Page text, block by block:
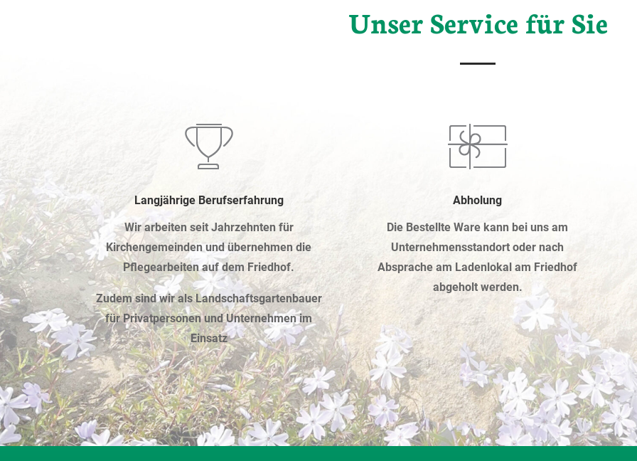
Unser Service für Sie
Langjährige Berufserfahrung
Wir arbeiten seit Jahrzehnten für
Kirchengemeinden und übernehmen die
Pflegearbeiten auf dem Friedhof.
Zudem sind wir als Landschaftsgartenbauer
für Privatpersonen und Unternehmen im
Einsatz
Abholung
Die Bestellte Ware kann bei uns am
Unternehmensstandort oder nach
Absprache am Ladenlokal am Friedhof
abgeholt werden.